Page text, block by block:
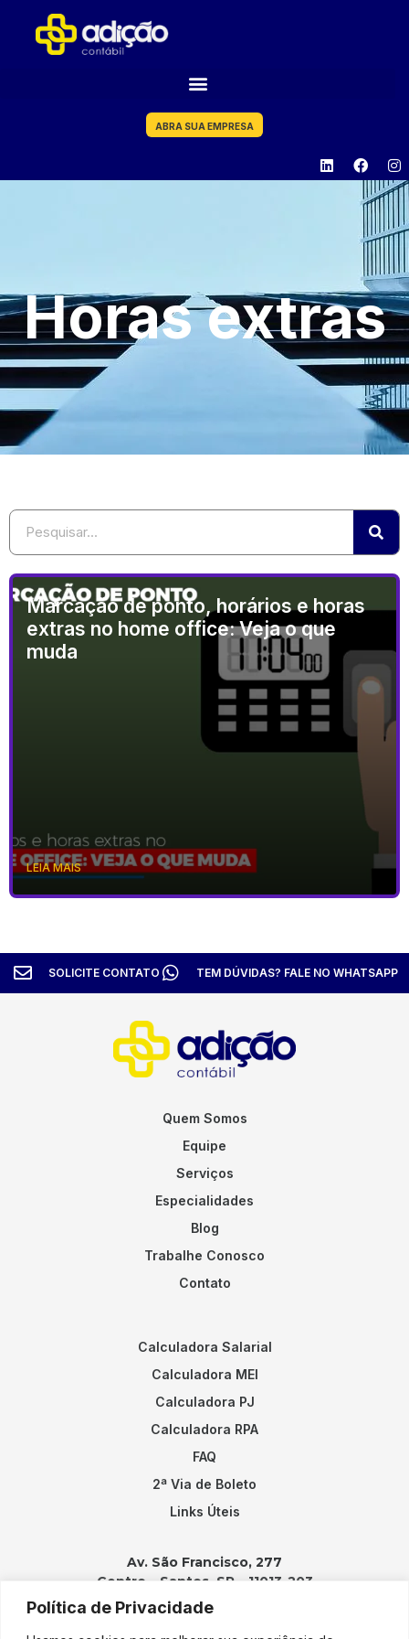
Política de Privacidade
ABRA SUA EMPRESA
Horas extras
Marcação de ponto, horários e horas
extras no home office: Veja o que
muda
LEIA MAIS
SOLICITE CONTATO TEM DÚVIDAS? FALE NO WHATSAPP
Quem Somos
Equipe
Serviços
Especialidades
Blog
Trabalhe Conosco
Contato
Calculadora Salarial
Calculadora MEI
Calculadora PJ
Calculadora RPA
FAQ
2ª Via de Boleto
Links Úteis
Av. São Francisco, 277
Centro – Santos, SP – 11013-203
Contatos: